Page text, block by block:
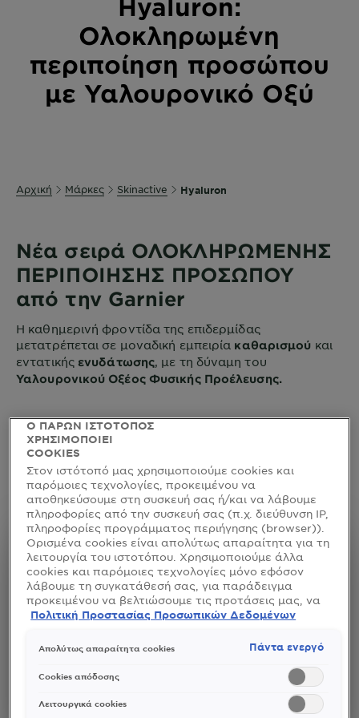
Hyaluron:
Ολοκληρωμένη
περιποίηση προσώπου
με Υαλουρονικό Οξύ
Αρχική Μάρκες Skinactive Hyaluron
Νέα σειρά ΟΛΟΚΛΗΡΩΜΕΝΗΣ
ΠΕΡΙΠΟΙΗΣΗΣ ΠΡΟΣΩΠΟΥ
από την Garnier
Η καθημερινή φροντίδα της επιδερμίδας
μετατρέπεται σε μοναδική εμπειρία καθαρισμού και
εντατικής ενυδάτωσης, με τη δύναμη του
Υαλουρονικού Οξέος Φυσικής Προέλευσης.
ΝΕΑ
Ενυδατική Κρέμα Προσώπου με SPF50+
Ο ΠΑΡΩΝ ΙΣΤΟΤΟΠΟΣ
ΧΡΗΣΙΜΟΠΟΙΕΙ
COOKIES
Στον ιστότοπό μας χρησιμοποιούμε cookies και
παρόμοιες τεχνολογίες, προκειμένου να
αποθηκεύσουμε στη συσκευή σας ή/και να λάβουμε
πληροφορίες από την συσκευή σας (π.χ. διεύθυνση IP,
πληροφορίες προγράμματος περιήγησης (browser)).
Ορισμένα cookies είναι απολύτως απαραίτητα για τη
λειτουργία του ιστοτόπου. Χρησιμοποιούμε άλλα
cookies και παρόμοιες τεχνολογίες μόνο εφόσον
λάβουμε τη συγκατάθεσή σας, για παράδειγμα
προκειμένου να βελτιώσουμε τις προτάσεις μας, να
αναλύσουμε τη χρήση, να προσαρμόσουμε το
αναγνωρίσουμε τον browser/ τη συσκευή σας για τη
δημιουργία προφίλ με τα ενδιαφέροντά σας και να
σας δείχνουμε σχετικό διαφημιστικό περιεχόμενο σε
αποδεχθείτε cookies τα οποία δεν είναι απαραίτητα
Πολιτική Προστασίας Προσωπικών Δεδομένων
Απολύτως απαραίτητα cookies Πάντα ενεργό
Cookies απόδοσης
Λειτουργικά cookies